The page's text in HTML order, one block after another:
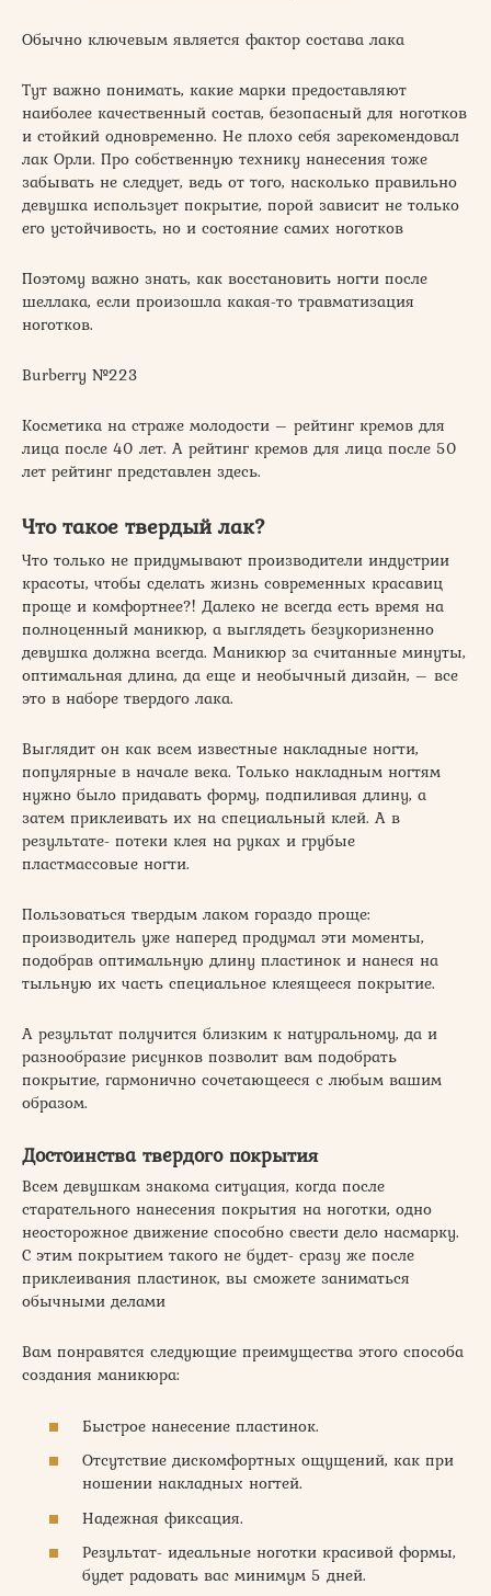
Обычно ключевым является фактор состава лака
Тут важно понимать, какие марки предоставляют
наиболее качественный состав, безопасный для ноготков
и стойкий одновременно. Не плохо себя зарекомендовал
лак Орли. Про собственную технику нанесения тоже
забывать не следует, ведь от того, насколько правильно
девушка использует покрытие, порой зависит не только
его устойчивость, но и состояние самих ноготков
Поэтому важно знать, как восстановить ногти после
шеллака, если произошла какая-то травматизация
ноготков.
Burberry №223
Косметика на страже молодости – рейтинг кремов для
лица после 40 лет. А рейтинг кремов для лица после 50
лет рейтинг представлен здесь.
Что такое твердый лак?
Что только не придумывают производители индустрии
красоты, чтобы сделать жизнь современных красавиц
проще и комфортнее?! Далеко не всегда есть время на
полноценный маникюр, а выглядеть безукоризненно
девушка должна всегда. Маникюр за считанные минуты,
оптимальная длина, да еще и необычный дизайн, – все
это в наборе твердого лака.
Выглядит он как всем известные накладные ногти,
популярные в начале века. Только накладным ногтям
нужно было придавать форму, подпиливая длину, а
затем приклеивать их на специальный клей. А в
результате- потеки клея на руках и грубые
пластмассовые ногти.
Пользоваться твердым лаком гораздо проще:
производитель уже наперед продумал эти моменты,
подобрав оптимальную длину пластинок и нанеся на
тыльную их часть специальное клеящееся покрытие.
А результат получится близким к натуральному, да и
разнообразие рисунков позволит вам подобрать
покрытие, гармонично сочетающееся с любым вашим
образом.
Достоинства твердого покрытия
Всем девушкам знакома ситуация, когда после
старательного нанесения покрытия на ноготки, одно
неосторожное движение способно свести дело насмарку.
С этим покрытием такого не будет- сразу же после
приклеивания пластинок, вы сможете заниматься
обычными делами
Вам понравятся следующие преимущества этого способа
создания маникюра:
Быстрое нанесение пластинок.
Отсутствие дискомфортных ощущений, как при
ношении накладных ногтей.
Надежная фиксация.
Результат- идеальные ноготки красивой формы,
будет радовать вас минимум 5 дней.